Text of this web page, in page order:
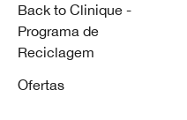
Back to Clinique -
Programa de
Reciclagem
Ofertas